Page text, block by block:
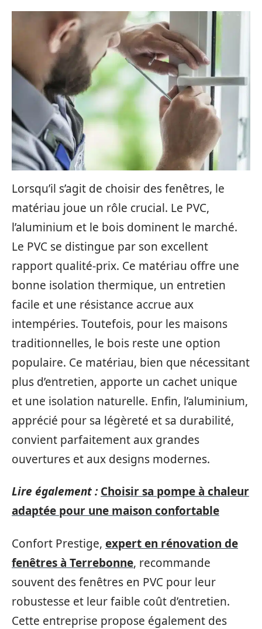
Lorsqu’il s’agit de choisir des fenêtres, le
matériau joue un rôle crucial. Le PVC,
l’aluminium et le bois dominent le marché.
Le PVC se distingue par son excellent
rapport qualité-prix. Ce matériau offre une
bonne isolation thermique, un entretien
facile et une résistance accrue aux
intempéries. Toutefois, pour les maisons
traditionnelles, le bois reste une option
populaire. Ce matériau, bien que nécessitant
plus d’entretien, apporte un cachet unique
et une isolation naturelle. Enfin, l’aluminium,
apprécié pour sa légèreté et sa durabilité,
convient parfaitement aux grandes
ouvertures et aux designs modernes.
Lire également : Choisir sa pompe à chaleur
adaptée pour une maison confortable
Confort Prestige, expert en rénovation de
fenêtres à Terrebonne, recommande
souvent des fenêtres en PVC pour leur
robustesse et leur faible coût d’entretien.
Cette entreprise propose également des